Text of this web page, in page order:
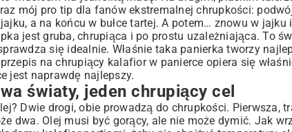
mój pro tip dla fanów ekstremalnej chrupkości:
a na końcu w bułce tartej. A potem… znowu w jajku
jest gruba, chrupiąca i po prostu uzależniająca. To
się idealnie. Właśnie taka panierka tworzy
na chrupiący kalafior w panierce opiera się
jest naprawdę najlepszy.
światy, jeden chrupiący cel
Dwie drogi, obie prowadzą do chrupkości. Pierwsza,
dwa. Olej musi być gorący, ale nie może dymić. Jak